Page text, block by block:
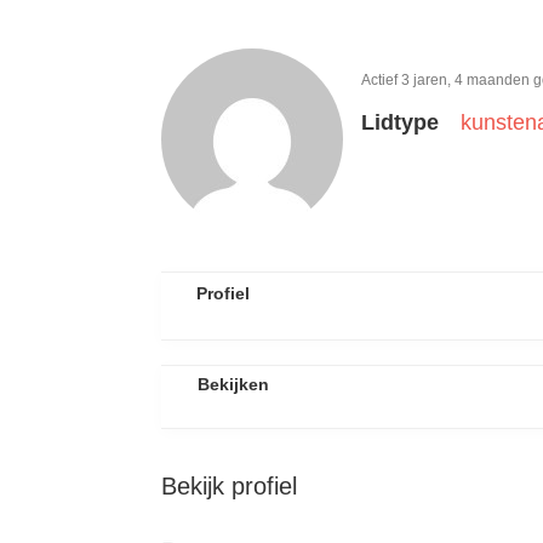
Actief 3 jaren, 4 maanden
Lidtype
Profiel
Bekijken
Bekijk profiel